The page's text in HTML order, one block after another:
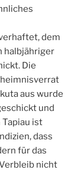
dem
halbjähriger
Die
aus wurde
und
ist
dass
für das
nicht